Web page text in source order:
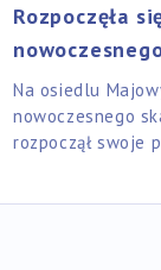
Rozpoczęła
Na osiedlu
nowoczesnego
rozpoczął swoje